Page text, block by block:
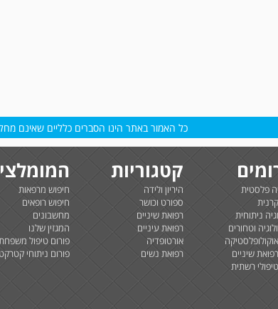
כל האמור באתר הינו הסברים כלליים שאינם
פלסטית
ניתוחית
וטחורים
שיניים
רשתית
קטגוריות
היריון ולידה
ספורט וכושר
רפואת שיניים
רפואת עיניים
אורטופדיה
רפואת נשים
חיפוש מרפאות
חיפוש רופאים
מחשבונים
המגזין שלנו
פורום טיפול
פורום ניתוחי קטרקט